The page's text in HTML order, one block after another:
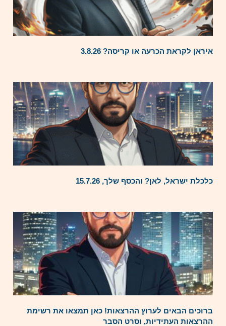
איראן לקראת הכרעה או קריסה? 3.8.26
כלכלת ישראל, לאן? והכסף שלך, 15.7.26
ברוכים הבאים לערוץ ההרצאות! כאן תמצאו את רשימת
ההרצאות העתידיות, וסרט הסבר